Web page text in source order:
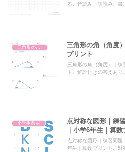
る。音読み・訓読み、書
三角形の角（角度
プリント
三角形の角（角度）｜
ト。解説付きの答えあ
小学生教材
点対称な図形｜練
｜小学6年生｜算数
点対称な図形｜練習問
年生｜算数プリント。対